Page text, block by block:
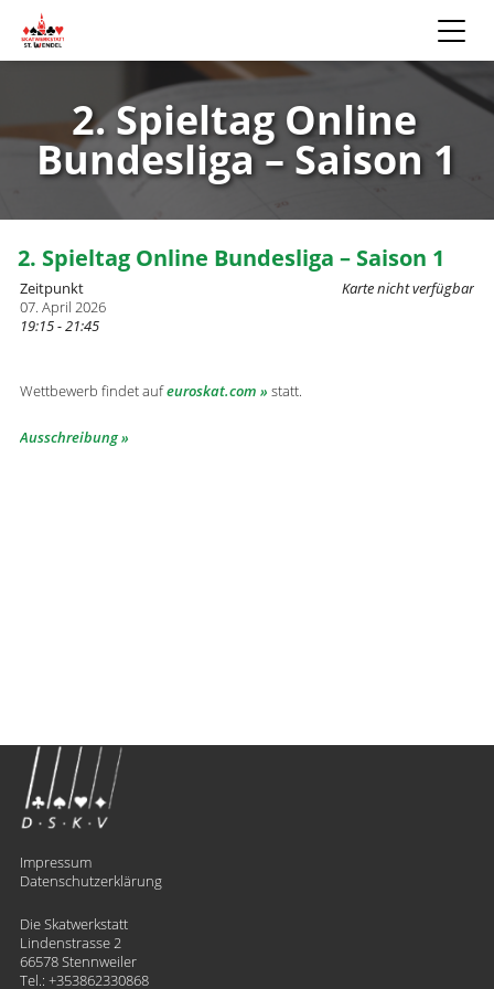
2. Spieltag Online
Bundesliga – Saison 1
2. Spieltag Online Bundesliga – Saison 1
Karte nicht verfügbar
Zeitpunkt
07. April 2026
19:15 - 21:45
Wettbewerb findet aufeuroskat.com statt.
Ausschreibung
Impressum
Datenschutzerklärung
Die Skatwerkstatt
Lindenstrasse 2
66578 Stennweiler
Tel.: +353862330868